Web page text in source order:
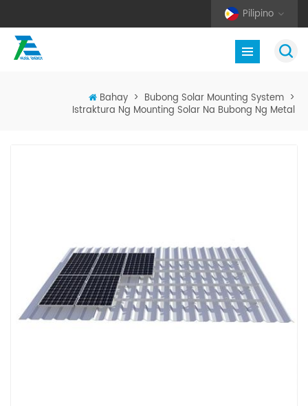
Pilipino
Bahay > Bubong Solar Mounting System >
Istraktura Ng Mounting Solar Na Bubong Ng Metal